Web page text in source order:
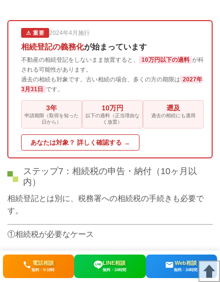
⚠ 重要 2024年4月施行
相続登記の義務化が始まっています
不動産の相続登記をしないまま放置すると、 10万円以下の過料 が科
される可能性があります。
過去の相続も対象です。古い相続の場合、多くの方の期限は 2027年
3月31日 です。
3年
申請期限（取得を知った
日から）
10万円
以下の過料（正当理由な
く放置）
遡及
過去の相続にも適用
あなたは対象？ 詳しく確認する →
ステップ7：相続税の申告・納付（10ヶ月以
内）
相続登記とは別に、税務署への相続税の手続きも必要で
す。
①相続税が必要なケース
相続税は、相続財産の総額が基礎控除額を超える場合
のみ申告・納税が必要です。
電話相談
無料・9-18時
LINE相談
無料・24時間
Web相談
無料・24時間